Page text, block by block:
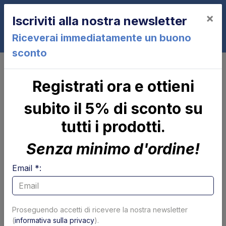
0
Stelo EDS 180 D. 40 Dhollandia
Iscriviti alla nostra newsletter
Riceverai immediatamente un buono
sconto
×
Registrati ora e ottieni
subito il 5% di sconto su
tutti i prodotti.
Senza minimo d'ordine!
Email *:
Proseguendo accetti di ricevere la nostra newsletter
(informativa sulla privacy).